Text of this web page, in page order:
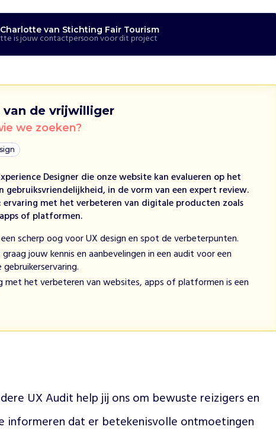
van Stichting Fair Tourism
is jouw contactpersoon voor dit project
van de vrijwilliger
we zoeken?
Designer die onze website kan evalueren op het
gebruiksvriendelijkheid, in de vorm van een expert review.
ervaring met het verbeteren van digitale producten zoals
of platformen.
scherp oog voor UX design en spot de verbeterpunten.
graag jouw kennis en aanbevelingen in een audit voor een
gebruikerservaring.
met het verbeteren van websites, apps of platformen is een
UX Audit help jij ons om bewuste reizigers en
informeren dat er betekenisvolle ontmoetingen